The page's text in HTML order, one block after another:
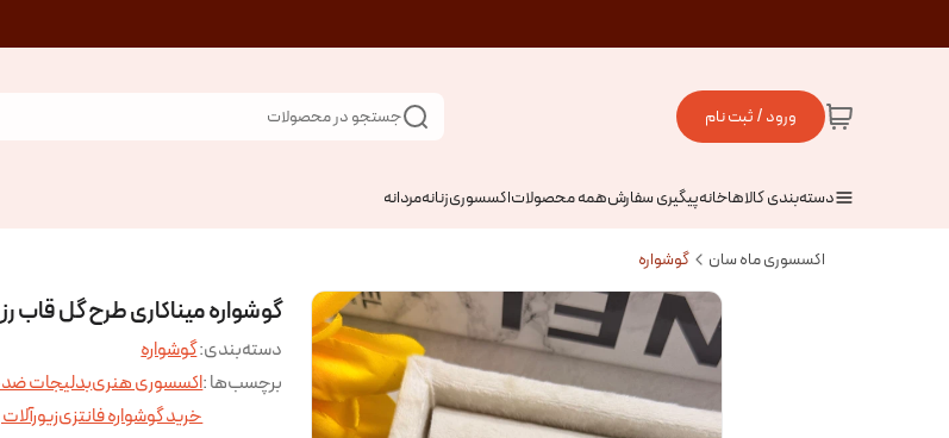
ورود / ثبت نام جستجو در محصولات
دسته‌بندی کالاهاخانهپیگیری سفارشهمه محصولاتاکسسوریزنانهمردانه
اکسسوری ماه سان گوشواره
گوشواره میناکاری طرح گل قاب رز
دسته‌بندی:گوشواره
برچسب‌ها :اکسسوری هنریبدلیجات
خرید گوشواره فانتزی